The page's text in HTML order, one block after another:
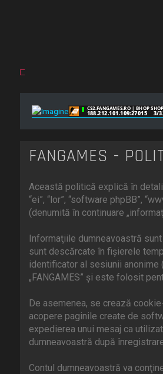
FANGAMES -
Această politică explică în
“ei”, “lor”, “software phpBB”,
(denumită în continuare
Informaţiile dumneavoastră
sunt descărcate în fişierele
identificator al sesiunii
„FANGAMES” şi este folosit
De asemenea, se crează
acopere paginile create de
expedierea unui mesaj ca
dumneavoastră după
Contul dumneavoastră va